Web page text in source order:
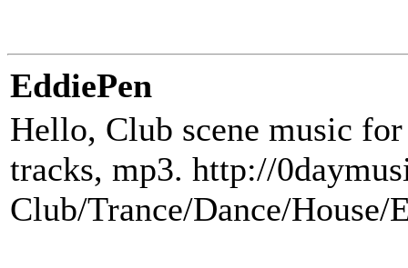
EddiePen
Hello, Club scene music
tracks, mp3. http://
Club/Trance/Dance/House/